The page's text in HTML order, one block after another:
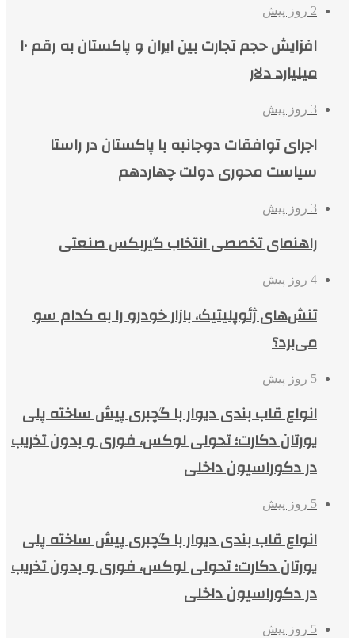
2 روز پیش
افزایش حجم تجارت بین ایران و پاکستان به رقم ۱۰
میلیارد دلار
3 روز پیش
اجرای توافقات دوجانبه با پاکستان در راستا
سیاست محوری دولت چهاردهم
3 روز پیش
راهنمای تخصصی انتخاب گیربکس صنعتی
4 روز پیش
تنش‌های ژئوپلیتیک، بازار خودرو را به کدام سو
می‌برد؟
5 روز پیش
انواع قاب بندی دیوار با گچبری پیش ساخته پلی
یورتان دکارت؛ تحولی لوکس، فوری و بدون تخریب
در دکوراسیون داخلی
5 روز پیش
انواع قاب بندی دیوار با گچبری پیش ساخته پلی
یورتان دکارت؛ تحولی لوکس، فوری و بدون تخریب
در دکوراسیون داخلی
5 روز پیش